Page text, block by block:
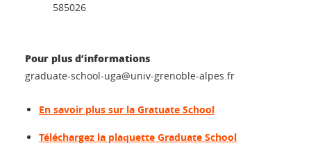
585026
Pour plus d’informations
graduate-school-uga@univ-grenoble-alpes.fr
En savoir plus sur la Gratuate School
Téléchargez la plaquette Graduate School